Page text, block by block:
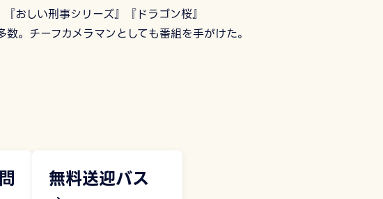
おしい刑事シリーズ』『ドラゴン桜』
。チーフカメラマンとしても番組を手がけた。
無料送迎バス